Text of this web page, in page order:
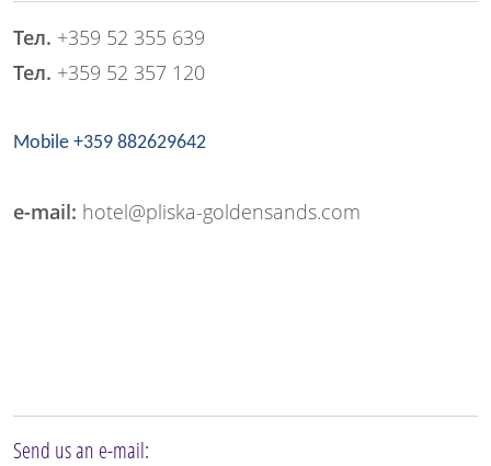
Тел. +359 52 355 639
Тел. +359 52 357 120
Mobile +359 882629642
e-mail: hotel@pliska-goldensands.com
Send us an e-mail: